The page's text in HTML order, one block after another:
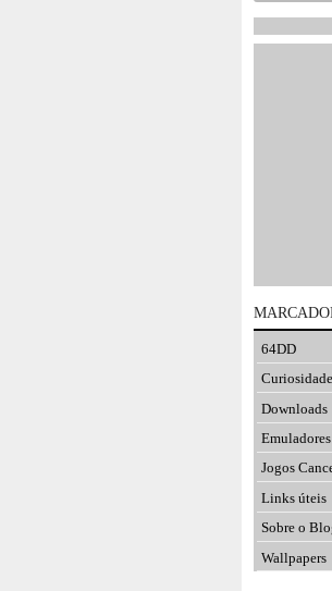
64DD
Downloads
Emuladores
Jogos
Links úteis
Sobre o
Wallpapers